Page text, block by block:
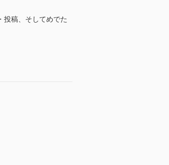
投稿、そしてめでた